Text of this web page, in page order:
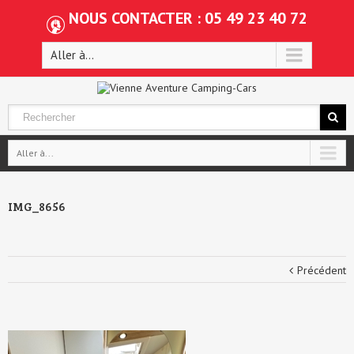
NOUS CONTACTER : 05 49 23 40 72
Aller à...
Aller à...
IMG_8656
Précédent